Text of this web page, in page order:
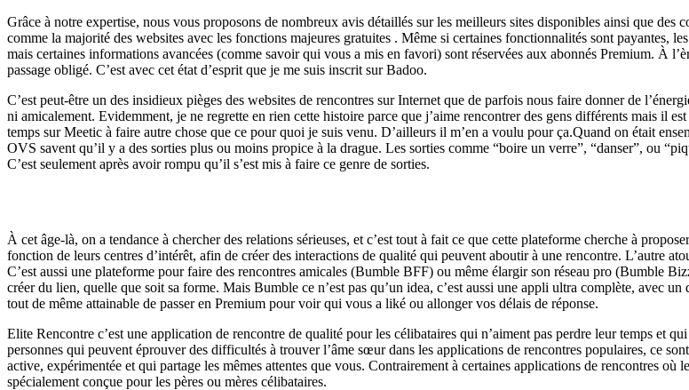
Grâce à notre expertise, nous vous proposons de nombreux avis détaillés sur les meilleurs sites disponibles ainsi que
comme la majorité des websites avec les fonctions majeures gratuites . Même si certaines fonctionnalités sont payantes,
mais certaines informations avancées (comme savoir qui vous a mis en favori) sont réservées aux abonnés Premium. À
passage obligé. C’est avec cet état d’esprit que je me suis inscrit sur Badoo.
C’est peut-être un des insidieux pièges des websites de rencontres sur Internet que de parfois nous faire donner de
ni amicalement. Evidemment, je ne regrette en rien cette histoire parce que j’aime rencontrer des gens différents mais il
temps sur Meetic à faire autre chose que ce pour quoi je suis venu. D’ailleurs il m’en a voulu pour ça.Quand on était
OVS savent qu’il y a des sorties plus ou moins propice à la drague. Les sorties comme “boire un verre”, “danser”, ou
C’est seulement après avoir rompu qu’il s’est mis à faire ce genre de sorties.
À cet âge-là, on a tendance à chercher des relations sérieuses, et c’est tout à fait ce que cette plateforme cherche à
fonction de leurs centres d’intérêt, afin de créer des interactions de qualité qui peuvent aboutir à une rencontre. L’autre
C’est aussi une plateforme pour faire des rencontres amicales (Bumble BFF) ou même élargir son réseau pro (Bumble
créer du lien, quelle que soit sa forme. Mais Bumble ce n’est pas qu’un idea, c’est aussi une appli ultra complète, avec
tout de même attainable de passer en Premium pour voir qui vous a liké ou allonger vos délais de réponse.
Elite Rencontre c’est une application de rencontre de qualité pour les célibataires qui n’aiment pas perdre leur temps et
personnes qui peuvent éprouver des difficultés à trouver l’âme sœur dans les applications de rencontres populaires, ce
active, expérimentée et qui partage les mêmes attentes que vous. Contrairement à certaines applications de rencontres
spécialement conçue pour les pères ou mères célibataires.